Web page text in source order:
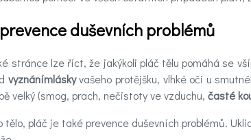
duševních problémů
stránce lze říct, že jakýkoli pláč tělu pomáhá se
vyznánímláskyvašeho protějšku, vlhké oči u
velký (smog, prach, nečistoty ve vzduchu, časté
tělo, pláč je také prevence duševních problémů.